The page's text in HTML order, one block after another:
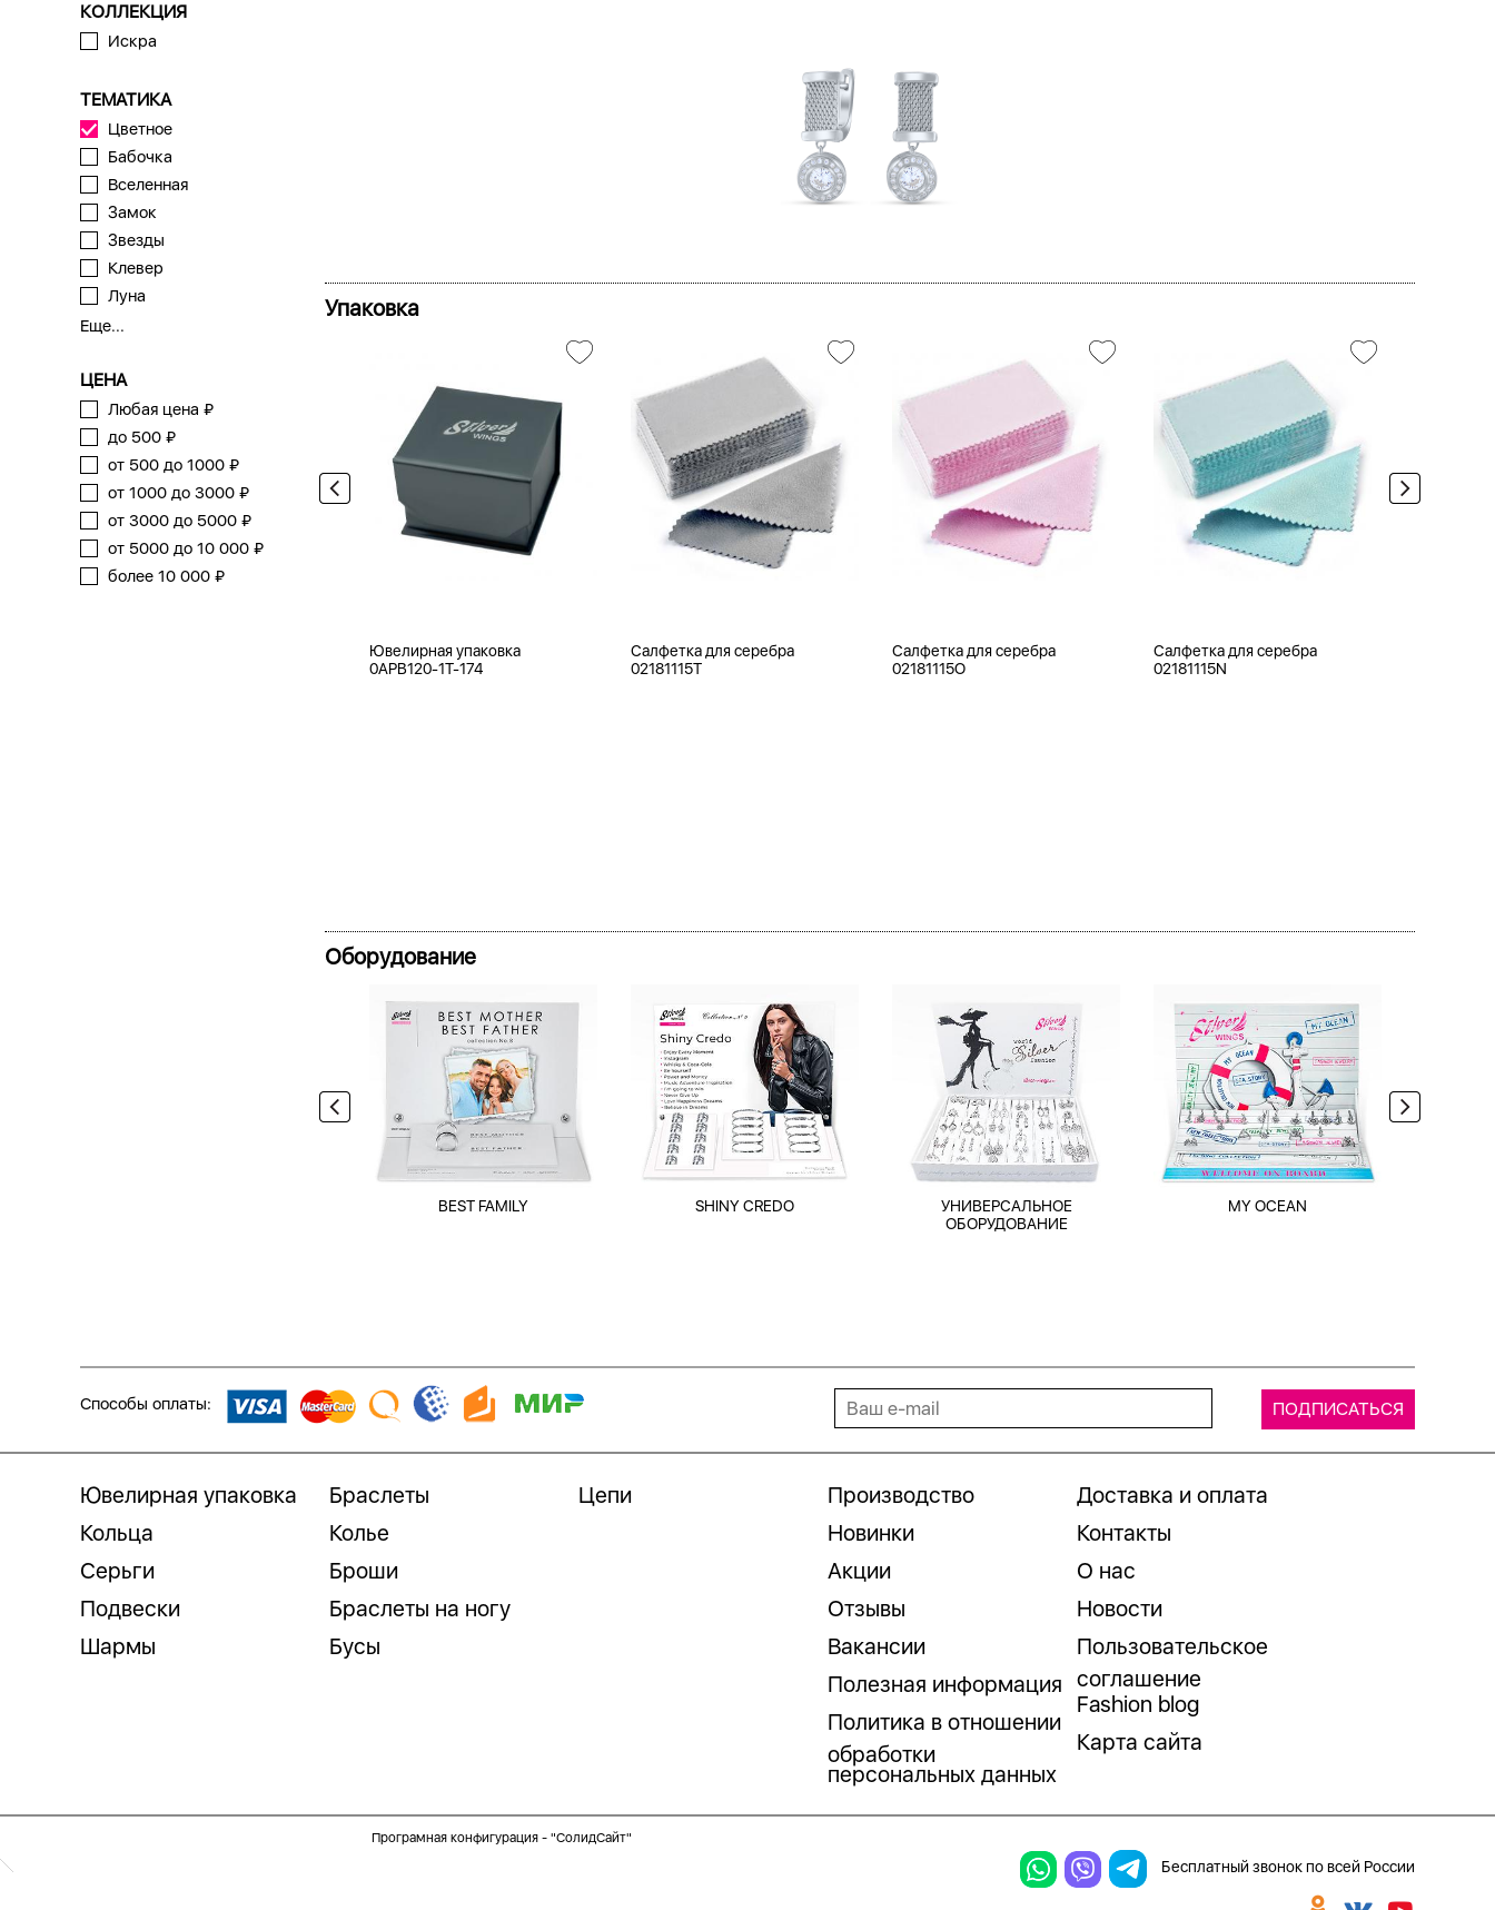
КОЛЛЕКЦИЯ
Искра
ТЕМАТИКА
Цветное
Бабочка
Вселенная
Замок
Звезды
Клевер
Луна
Еще...
ЦЕНА
Любая цена ₽
до 500 ₽
от 500 до 1000 ₽
от 1000 до 3000 ₽
от 3000 до 5000 ₽
от 5000 до 10 000 ₽
более 10 000 ₽
Упаковка
Ювелирная упаковка
0APB120-1T-174
Салфетка для серебра
02181115T
Салфетка для серебра
02181115O
Салфетка для серебра
02181115N
Оборудование
BEST FAMILY SHINY CREDO
УНИВЕРСАЛЬНОЕ
ОБОРУДОВАНИЕ
MY OCEAN
Способы оплаты:
Ювелирная упаковка
Кольца
Серьги
Подвески
Шармы
Браслеты
Колье
Броши
Браслеты на ногу
Бусы
Цепи
Производство
Новинки
Акции
Отзывы
Вакансии
Полезная информация
Политика в отношении
обработки
персональных данных
Доставка и оплата
Контакты
О нас
Новости
Пользовательское
соглашение
Fashion blog
Карта сайта
Бесплатный звонок по всей России
Програмная конфигурация - "СолидСайт"